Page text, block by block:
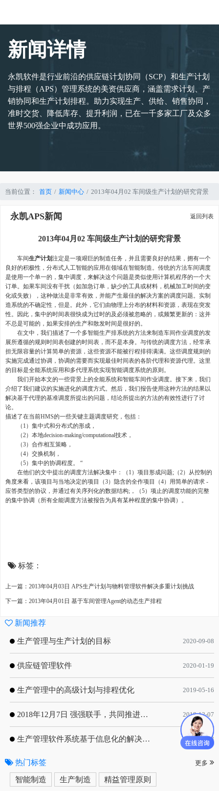
新闻详情
永凯软件是行业前沿的供应链计划协同（SCP）和生产计划
与排程（APS）管理系统的美资供应商，涵盖需求计划、产
销协同和生产计划排程。助力实现生产、供给、销售协同，
准时交货、降低库存、提升利润，已在一千多家工厂及众多
世界500强企业中成功应用。
当前位置： 首页 新闻中心 2013年04月02 车间级生产计划的研究背景
永凯APS新闻 返回列表
2013年04月02 车间级生产计划的研究背景
车间生产计划注定是一项艰巨的制造任务，并且需要良好的结果，拥有一个
良好的积极性，分布式人工智能的应用在领域在智能制造。传统的方法车间调度
是使用一个单一的，集中调度，来解决这个问题是类似使用计算机程序的一个大
订单。如果车间没有干扰（如加急订单，缺少的工具或材料，机械加工时间的变
化或失败），这种做法是非常有效，并能产生最佳的解决方案的调度问题。实制
造系统的不确定性，但是。此外，它们由物理上分布的材料和资源，表现在突发
性。因此，集中的时间表很快成为过时的及必须被忽略的，或频繁更新的：这并
不总是可能的，如果安排的生产和散发时间是很好的。
在文中，我们描述了一个多智能生产排系统的方法来制造车间作业调度的发
展所遵循的规则时间表创建的时间表，而不是本身。与传统的调度方法，经常承
担无限容量的计算简单的资源，这些资源不能被行程排得满满。这些调度规则的
实施完成通过协调，协调的需要而实现最佳时间表的各阶代理和资源代理。这里
的目标是全能系统应用和多代理系统实现智能调度系统的原则。
我们开始本文的一些背景上的全能系统和智能车间作业调度。接下来，我们
介绍了我们建议的实施进化的调度方式。然后，我们报告使用这种方法的结果以
解决基于代理的基准调度所提出的问题，结论所提出的方法的有效性进行了讨
论。
描述了在当前HMS的一些关键主题调度研究，包括：
（1）集中式和分布式的形成，
（2）本地decision-making/computational技术，
（3）合作相互策略，
（4）交换机制，
（5）集中的协调程度。 “
在他们的文中提出的调度方法解决集中：（1）项目形成问题;（2）从控制的
角度来看，该项目与当地决定的项目（3）隐含的全作项目（4）用简单的请求 -
应答类型的协议，并通过有关序列化的数据结构;，（5）项止的调度功能的完整
的集中协调（所有全能调度方法被报告为具有某种程度的集中协调）。
标签：
上一篇：2013年04月03日 APS生产计划与物料管理软件解决多重计划挑战
下一篇：2013年04月01日 基于车间管理Agent的动态生产排程
新闻推荐
生产管理与生产计划的目标 2020-09-08
供应链管理软件 2020-01-19
生产管理中的高级计划与排程优化 2019-05-16
2018年12月7日 强强联手，共同推进电子器件领域APS应用典范 风华高科生产自动化工业互联网应用项目-APS项目启动会 2018-12-07
生产管理软件系统基于信息化的解决方案 2019-05-13
热门标签 更多
智能制造 生产制造 精益管理原则